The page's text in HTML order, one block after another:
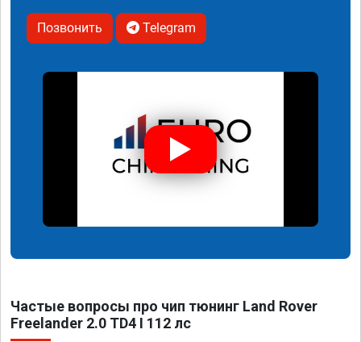
Позвонить Telegram
Частые вопросы про чип тюнинг Land Rover
Freelander 2.0 TD4 I 112 лс